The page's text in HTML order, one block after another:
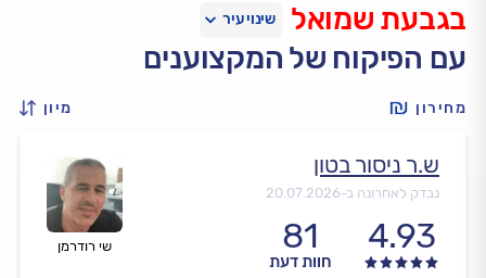
עירעיר: תל אביב, חיפה…
בגבעת שמואל
עם הפיקוח של המקצוענים
מחירון מיון
שי רודרמן
ש.ר ניסור בטון
נבדק לאחרונה ב-20.07.2026
4.93
81
חוות דעת